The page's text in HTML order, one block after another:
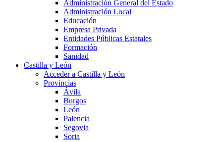
Administración General del Estado
Administración Local
Educación
Empresa Privada
Entidades Públicas Estatales
Formación
Sanidad
Castilla y León
Acceder a Castilla y León
Provincias
Ávila
Burgos
León
Palencia
Segovia
Soria